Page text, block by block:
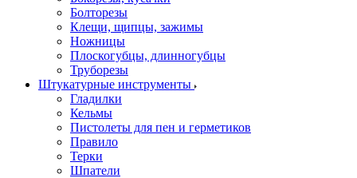
Болторезы
Клещи, щипцы, зажимы
Ножницы
Плоскогубцы, длинногубцы
Труборезы
Штукатурные инструменты
Гладилки
Кельмы
Пистолеты для пен и герметиков
Правило
Терки
Шпатели